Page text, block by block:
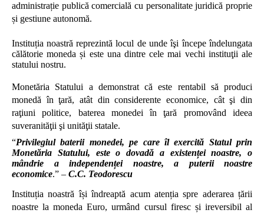
administrație publică comercială cu personalitate juridică proprie
și gestiune autonomă.
Instituția noastră reprezintă locul de unde îşi începe îndelungata
călătorie moneda și este una dintre cele mai vechi instituţii ale
statului nostru.
Monetăria Statului a demonstrat că este rentabil să produci
monedă în ţară, atât din considerente economice, cât şi din
raţiuni politice, baterea monedei în ţară promovând ideea
suveranităţii şi unităţii statale.
“Privilegiul baterii monedei, pe care îl exercită Statul prin
Monetăria Statului, este o dovadă a existenței noastre, o
mândrie a independenței noastre, a puterii noastre
economice.” – C.C. Teodorescu
Instituția noastră își îndreaptă acum atenția spre aderarea țării
noastre la moneda Euro, urmând cursul firesc și ireversibil al